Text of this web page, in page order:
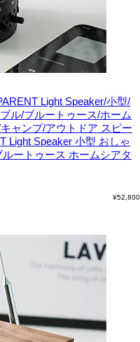
Light Speaker/小型/
ル/ブルートゥース/ホーム
ャンプ/アウトドア スピー
Light Speaker 小型 おしゃ
ートゥース ホームシアタ
¥52,800